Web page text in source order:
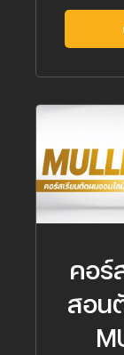
คอร์
สอน